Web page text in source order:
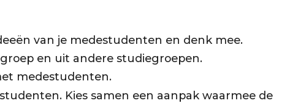
van je medestudenten en denk mee.
en uit andere studiegroepen.
medestudenten.
Kies samen een aanpak waarmee de